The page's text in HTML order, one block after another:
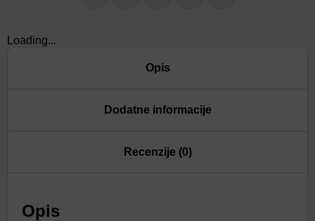
Loading...
Opis
Dodatne informacije
Recenzije (0)
Opis